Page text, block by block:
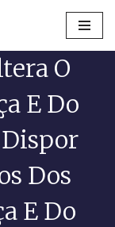
O
E Do
Dos
E Do